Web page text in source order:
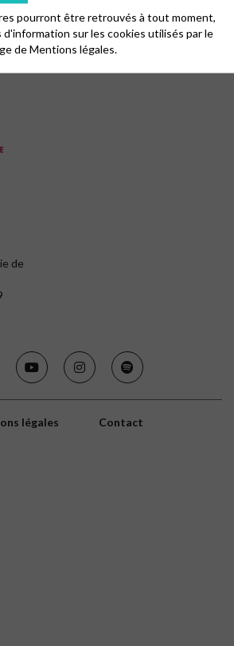
de
légales Contact
pourront être retrouvés à tout moment,
d'information sur les cookies utilisés par le
deMentions légales.